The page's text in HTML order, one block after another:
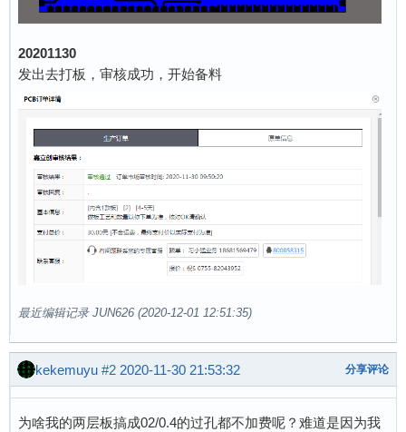
20201130
发出去打板，审核成功，开始备料
最近编辑记录 JUN626 (2020-12-01 12:51:35)
kekemuyu #2 2020-11-30 21:53:32 分享评论
为啥我的两层板搞成02/0.4的过孔都不加费呢？难道是因为我